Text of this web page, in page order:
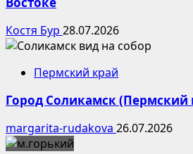
Костя Бур 28.07.2026
Пермский край
Город Соликамск (Пермский
margarita-rudakova 26.07.2026